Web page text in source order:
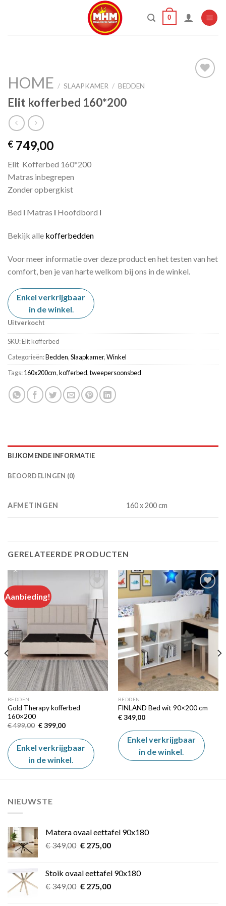
0
HOME / SLAAPKAMER / BEDDEN
Elit kofferbed 160*200
€ 749,00
Elit Kofferbed 160*200
Matras inbegrepen
Zonder opbergkist
Bed I Matras I Hoofdbord I
Bekijk alle kofferbedden
Voor meer informatie over deze product en het testen van het
comfort, ben je van harte welkom bij ons in de winkel.
Enkel verkrijgbaar
in de winkel.
Uitverkocht
SKU:Elit kofferbed
Categorieën:Bedden,Slaapkamer,Winkel
Tags:160x200cm,kofferbed,tweepersoonsbed
BIJKOMENDE INFORMATIE
BEOORDELINGEN (0)
AFMETINGEN 160 x 200 cm
GERELATEERDE PRODUCTEN
Aanbieding!
Add to
wishlist
BEDDEN
Gold Therapy kofferbed
160×200
€499,00 Oorspronkelijke
was:
€ 499,00.
€399,00Huidige
is:
€ 399,00.
Enkel verkrijgbaar
in de winkel.
Add to
wishlist
BEDDEN
FINLAND Bed wit 90×200 cm
€349,00
Enkel verkrijgbaar
in de winkel.
NIEUWSTE
Matera ovaal eettafel 90x180
€349,00 Oorspronkelijke
€ 349,00.
€275,00Huidige
€ 275,00.
Stoik ovaal eettafel 90x180
€349,00 Oorspronkelijke
€275,00Huidige